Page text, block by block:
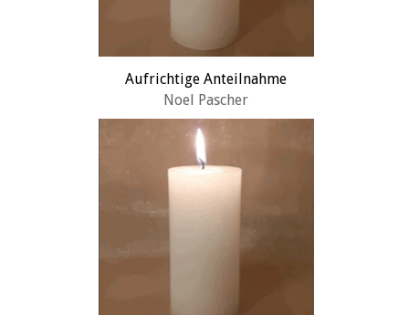
Aufrichtige Anteilnahme
Noel Pascher